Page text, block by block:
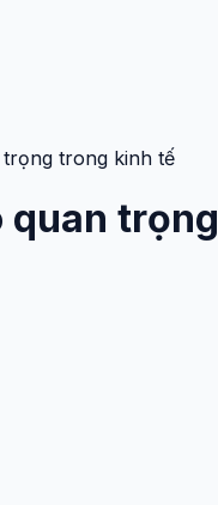
trong kinh tế
quan